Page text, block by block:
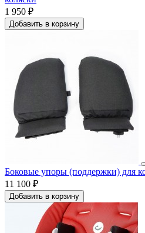
1 950 ₽
Добавить в корзину
Боковые упоры (поддержки) для
11 100 ₽
Добавить в корзину